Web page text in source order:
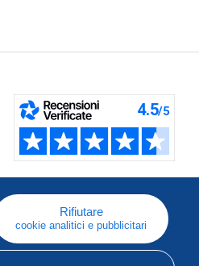
Rifiutare
cookie analitici e pubblicitari